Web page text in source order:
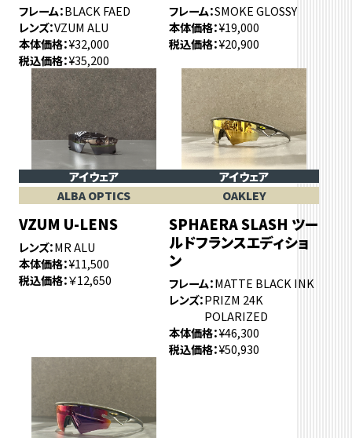
フレーム BLACK FAED
レンズ VZUM ALU
本体価格 ¥32,000
税込価格 ¥35,200
フレーム SMOKE GLOSSY
本体価格 ¥19,000
税込価格 ¥20,900
アイウェア
ALBA OPTICS
VZUM U-LENS
レンズ MR ALU
本体価格 ¥11,500
税込価格 ￥12,650
アイウェア
OAKLEY
SPHAERA SLASH ツー
ルドフランスエディショ
ン
フレーム MATTE BLACK INK
レンズ PRIZM 24K
POLARIZED
本体価格 ¥46,300
税込価格 ¥50,930